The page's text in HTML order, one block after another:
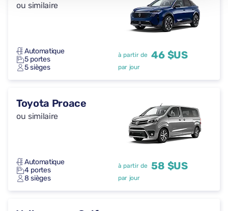
ou similaire
Automatique
5 portes
5 sièges
à partir de 46 $US
par jour
Toyota Proace
ou similaire
Automatique
4 portes
8 sièges
à partir de 58 $US
par jour